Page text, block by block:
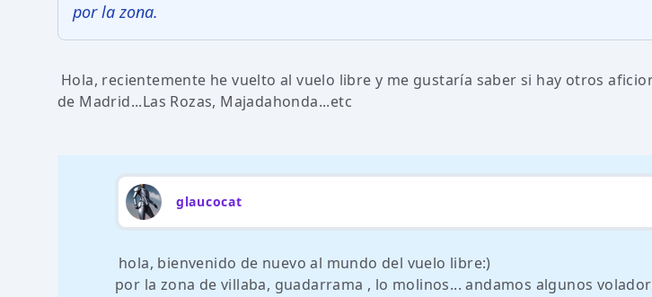
por la zona.
Hola, recientemente he vuelto al vuelo libre y me gustaría saber si hay otros
de Madrid...Las Rozas, Majadahonda...etc
glaucocat
hola, bienvenido de nuevo al mundo del vuelo libre:)
por la zona de villaba, guadarrama , lo molinos... andamos algunos